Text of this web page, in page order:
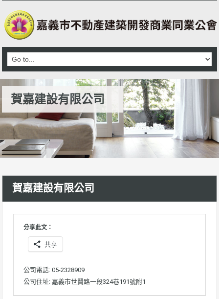
賀嘉建設有限公司
賀嘉建設有限公司
分享此文：
共享
公司電話: 05-2328909
公司住址: 嘉義市世賢路一段324巷191號附1